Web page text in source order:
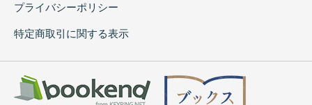
プライバシーポリシー
特定商取引に関する表示